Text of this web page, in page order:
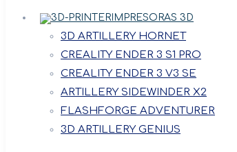
IMPRESORAS 3D
3D ARTILLERY HORNET
CREALITY ENDER 3 S1 PRO
CREALITY ENDER 3 V3 SE
ARTILLERY SIDEWINDER X2
FLASHFORGE ADVENTURER
3D ARTILLERY GENIUS